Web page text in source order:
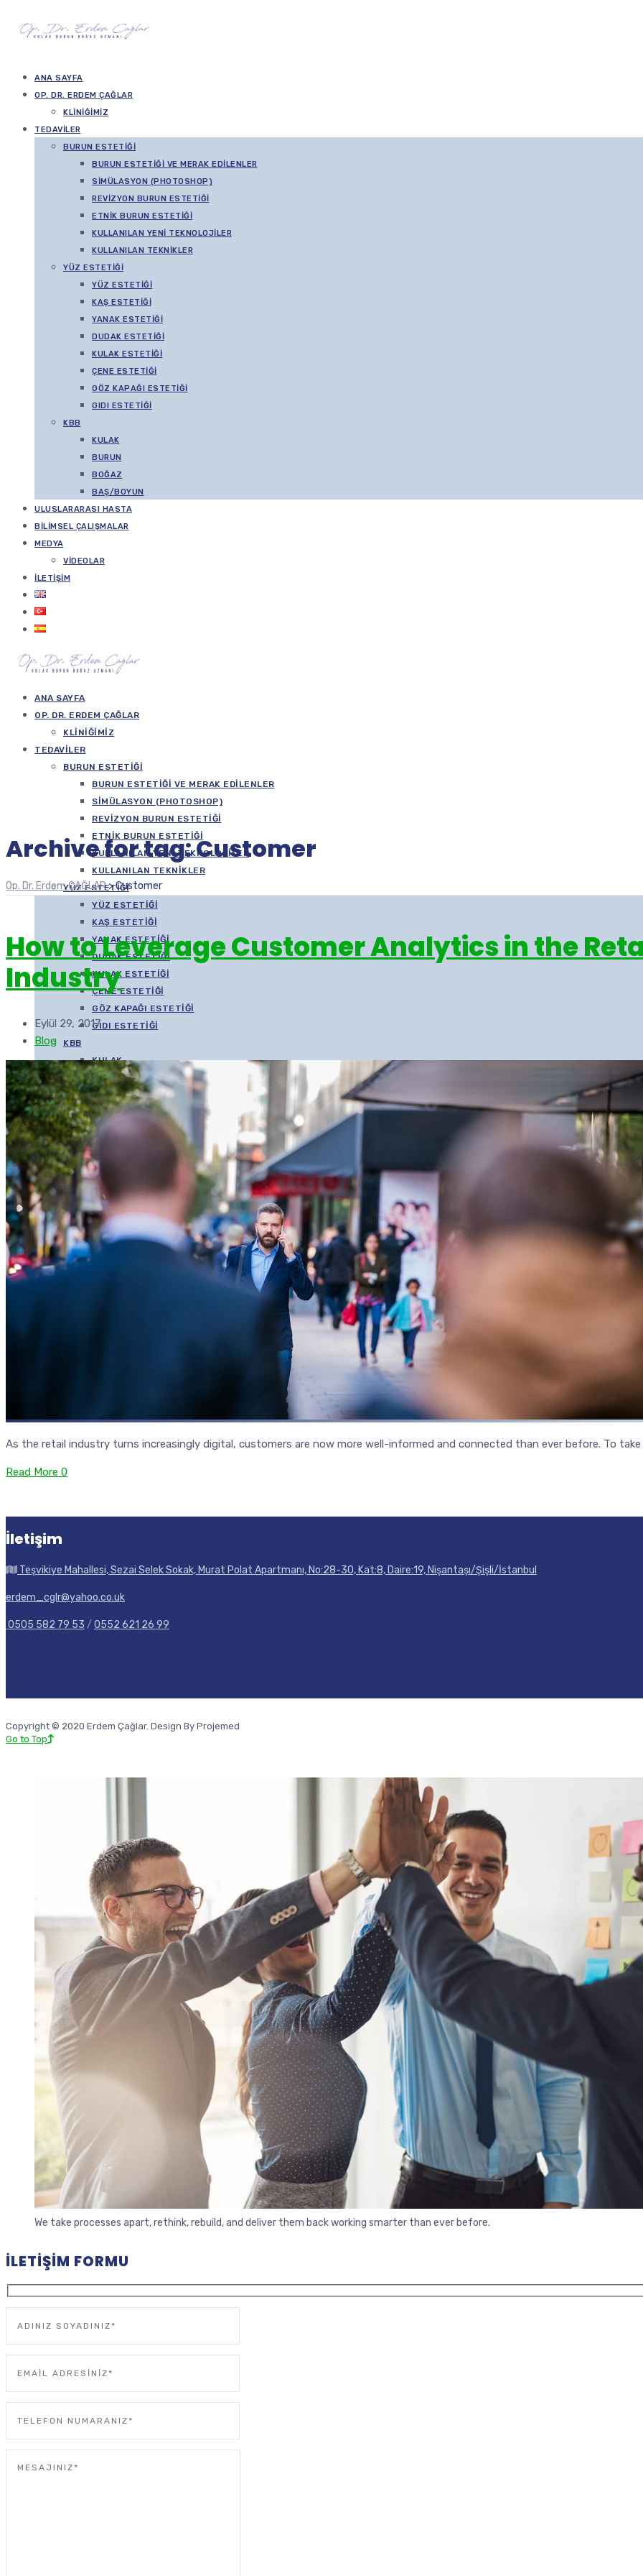
ANA SAYFA
OP. DR. ERDEM ÇAĞLAR
KLINIĞIMIZ
TEDAVILER
BURUN ESTETIĞI
BURUN ESTETIĞI VE MERAK EDILENLER
SIMÜLASYON (PHOTOSHOP)
REVIZYON BURUN ESTETIĞI
ETNIK BURUN ESTETIĞI
KULLANILAN YENI TEKNOLOJILER
KULLANILAN TEKNIKLER
YÜZ ESTETIĞI
YÜZ ESTETIĞI
KAŞ ESTETIĞI
YANAK ESTETIĞI
DUDAK ESTETIĞI
KULAK ESTETIĞI
ÇENE ESTETIĞI
GÖZ KAPAĞI ESTETIĞI
GIDI ESTETIĞI
KBB
KULAK
BURUN
BOĞAZ
BAŞ/BOYUN
ULUSLARARASI HASTA
BILIMSEL ÇALIŞMALAR
MEDYA
VIDEOLAR
İLETIŞIM
ANA SAYFA
OP. DR. ERDEM ÇAĞLAR
KLINIĞIMIZ
TEDAVILER
BURUN ESTETIĞI
BURUN ESTETIĞI VE MERAK EDILENLER
SIMÜLASYON (PHOTOSHOP)
REVIZYON BURUN ESTETIĞI
ETNIK BURUN ESTETIĞI
KULLANILAN YENI TEKNOLOJILER
KULLANILAN TEKNIKLER
YÜZ ESTETIĞI
YÜZ ESTETIĞI
KAŞ ESTETIĞI
YANAK ESTETIĞI
DUDAK ESTETIĞI
KULAK ESTETIĞI
ÇENE ESTETIĞI
GÖZ KAPAĞI ESTETIĞI
GIDI ESTETIĞI
KBB
KULAK
BURUN
BOĞAZ
BAŞ/BOYUN
ULUSLARARASI HASTA
BILIMSEL ÇALIŞMALAR
MEDYA
VIDEOLAR
İLETIŞIM
Archive for tag: Customer
Op. Dr. Erdem ÇAĞLAR>Customer
How to Leverage Customer Analytics in the
Industry
Eylül 29, 2017
Blog
As the retail industry turns increasingly digital, customers are now more well-informed and connected than ever before. To take
Read More 0
İletişim
Teşvikiye Mahallesi, Sezai Selek Sokak, Murat Polat Apartmanı, No:28-30, Kat:8, Daire:19, Nişantaşı/Şişli/İstanbul
erdem_cglr@yahoo.co.uk
0505 582 79 53 / 0552 621 26 99
Copyright © 2020 Erdem Çağlar. Design By Projemed
Go to Top
We take processes apart, rethink, rebuild, and deliver them back working smarter than ever before.
İLETIŞIM FORMU